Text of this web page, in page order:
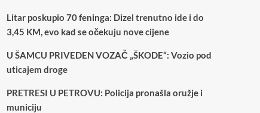
Litar poskupio 70 feninga: Dizel trenutno ide i do
3,45 KM, evo kad se očekuju nove cijene
U ŠAMCU PRIVEDEN VOZAČ „ŠKODE“: Vozio pod
uticajem droge
PRETRESI U PETROVU: Policija pronašla oružje i
municiju